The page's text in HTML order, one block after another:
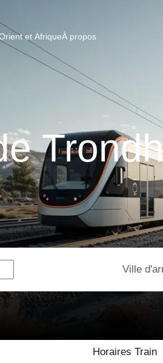
et AfriqueÀ propos
Ville
Horaires Train